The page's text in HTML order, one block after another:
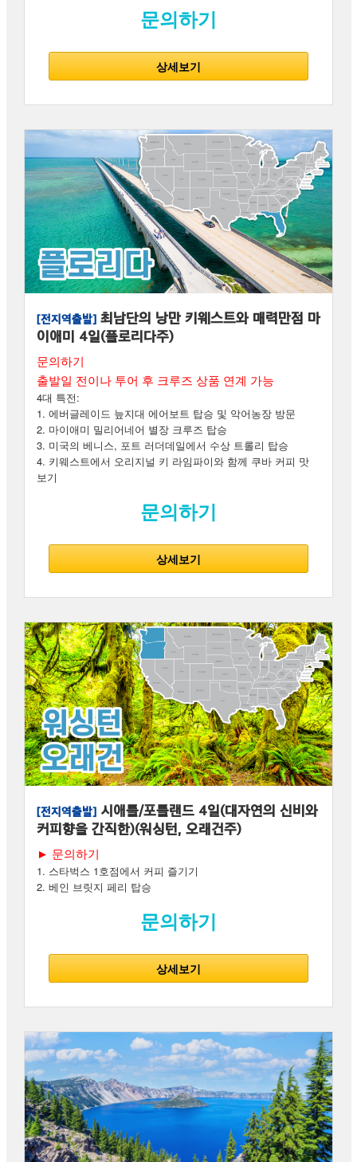
문의하기
상세보기
[전지역출발] 최남단의 낭만 키웨스트와 매력만점 마
이애미 4일(플로리다주)
문의하기
출발일 전이나 투어 후 크루즈 상품 연계 가능
4대 특전:
1. 에버글레이드 늪지대 에어보트 탑승 및 악어농장 방문
2. 마이애미 밀리어네어 별장 크루즈 탑승
3. 미국의 베니스, 포트 러더데일에서 수상 트롤리 탑승
4. 키웨스트에서 오리지널 키 라임파이와 함께 쿠바 커피 맛
보기
문의하기
상세보기
[전지역출발] 시애틀/포틀랜드 4일(대자연의 신비와
커피향을 간직한)(워싱턴, 오래건주)
► 문의하기
1. 스타벅스 1호점에서 커피 즐기기
2. 베인 브릿지 페리 탑승
문의하기
상세보기